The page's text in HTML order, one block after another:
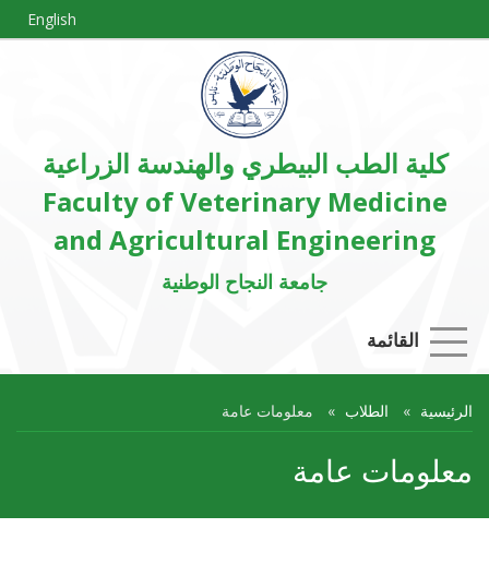
English
كلية الطب البيطري والهندسة الزراعية
Faculty of Veterinary Medicine
and Agricultural Engineering
جامعة النجاح الوطنية
القائمة
الرئيسية الطلاب معلومات عامة
معلومات عامة